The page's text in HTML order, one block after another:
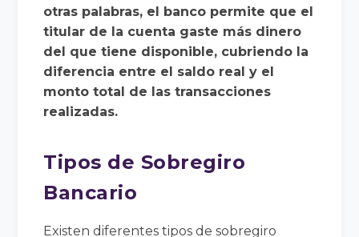
otras palabras, el banco permite que el
titular de la cuenta gaste más dinero
del que tiene disponible, cubriendo la
diferencia entre el saldo real y el
monto total de las transacciones
realizadas.
Tipos de Sobregiro
Bancario
Existen diferentes tipos de sobregiro